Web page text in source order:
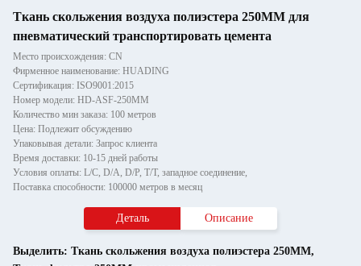
Ткань скольжения воздуха полиэстера 250MM для
пневматический транспортировать цемента
Место происхождения: CN
Фирменное наименование: HUADING
Сертификация: ISO9001:2015
Номер модели: HD-ASF-250MM
Количество мин заказа: 100 метров
Цена: Подлежит обсуждению
Упаковывая детали: Запрос клиента
Время доставки: 10-15 дней работы
Условия оплаты: L/C, D/A, D/P, T/T, западное соединение,
Поставка способности: 100000 метров в месяц
Деталь Описание
Выделить: Ткань скольжения воздуха полиэстера 250MM,